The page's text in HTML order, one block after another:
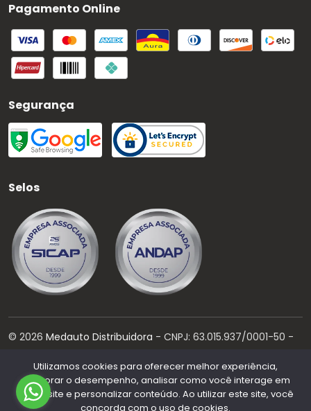
Pagamento Online
Segurança
Selos
© 2026 Medauto Distribuidora - CNPJ: 63.015.937/0001-50 -
Desenvolvido por:
Utilizamos cookies para oferecer melhor experiência,
melhorar o desempenho, analisar como você interage em
nosso site e personalizar conteúdo. Ao utilizar este site, você
concorda com o uso de cookies.